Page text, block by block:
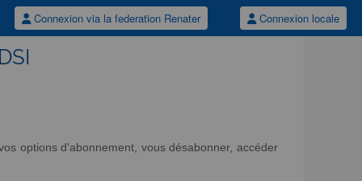
Connexion via la federation Renater Connexion locale
options d'abonnement, vous désabonner, accéder